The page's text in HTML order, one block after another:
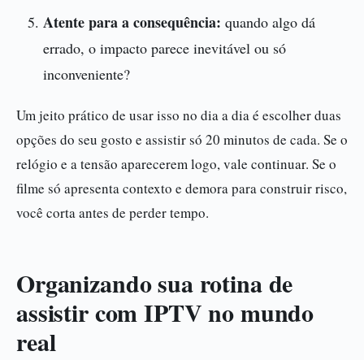
Atente para a consequência: quando algo dá
errado, o impacto parece inevitável ou só
inconveniente?
Um jeito prático de usar isso no dia a dia é escolher duas
opções do seu gosto e assistir só 20 minutos de cada. Se o
relógio e a tensão aparecerem logo, vale continuar. Se o
filme só apresenta contexto e demora para construir risco,
você corta antes de perder tempo.
Organizando sua rotina de
assistir com IPTV no mundo
real